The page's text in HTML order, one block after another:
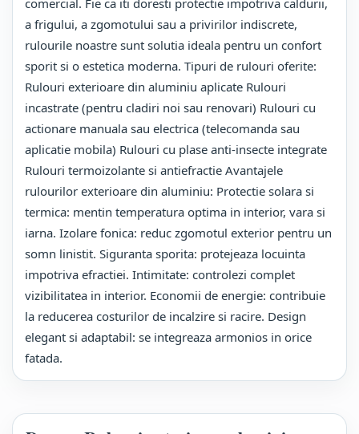
comercial. Fie ca iti doresti protectie impotriva caldurii,
a frigului, a zgomotului sau a privirilor indiscrete,
rulourile noastre sunt solutia ideala pentru un confort
sporit si o estetica moderna. Tipuri de rulouri oferite:
Rulouri exterioare din aluminiu aplicate Rulouri
incastrate (pentru cladiri noi sau renovari) Rulouri cu
actionare manuala sau electrica (telecomanda sau
aplicatie mobila) Rulouri cu plase anti-insecte integrate
Rulouri termoizolante si antiefractie Avantajele
rulourilor exterioare din aluminiu: Protectie solara si
termica: mentin temperatura optima in interior, vara si
iarna. Izolare fonica: reduc zgomotul exterior pentru un
somn linistit. Siguranta sporita: protejeaza locuinta
impotriva efractiei. Intimitate: controlezi complet
vizibilitatea in interior. Economii de energie: contribuie
la reducerea costurilor de incalzire si racire. Design
elegant si adaptabil: se integreaza armonios in orice
fatada.